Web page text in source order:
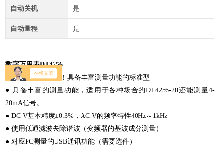
自动关机 是
自动量程 是
数字万用表DT4256
电气的专业必需品！具备丰富测量功能的标准型
● 具备丰富的测量功能，适用于各种场合的DT4256-20还能测量4-
20mA信号。
● DC V基本精度±0.3%，AC V的频率特性40Hz～1kHz
● 使用低通滤波去除谐波（变频器的基波成分测量）
● 对应PC测量的USB通讯功能（需要选件）